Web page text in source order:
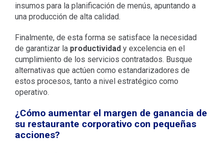
insumos para la planificación de menús, apuntando a
una producción de alta calidad.
Finalmente, de esta forma se satisface la necesidad
de garantizar la productividady excelencia en el
cumplimiento de los servicios contratados. Busque
alternativas que actúen como estandarizadores de
estos procesos, tanto a nivel estratégico como
operativo.
¿Cómo aumentar el margen de ganancia de
su restaurante corporativo con pequeñas
acciones?